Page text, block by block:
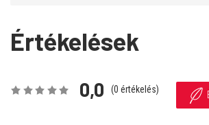
Értékelések
0,0 (0 értékelés)